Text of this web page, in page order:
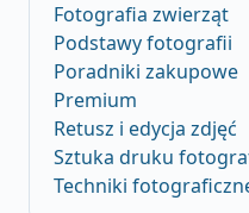
Fotografia zwierząt
Podstawy fotografii
Poradniki zakupowe
Premium
Retusz i edycja zdjęć
Sztuka druku
Techniki